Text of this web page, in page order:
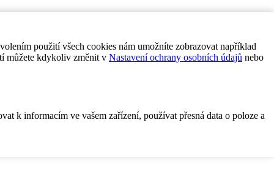
použití všech cookies nám umožníte zobrazovat například
můžete kdykoliv změnit v Nastavení ochrany osobních údajů nebo
k informacím ve vašem zařízení, používat přesná data o poloze a